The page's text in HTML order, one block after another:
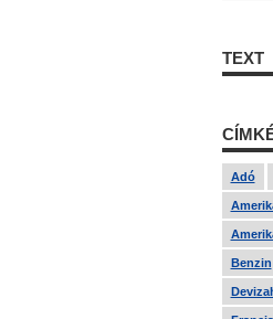
TEXT
Adó
Benzin